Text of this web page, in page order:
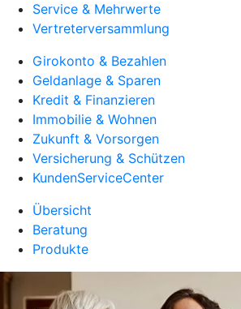
Service & Mehrwerte
Vertreterversammlung
Girokonto & Bezahlen
Geldanlage & Sparen
Kredit & Finanzieren
Immobilie & Wohnen
Zukunft & Vorsorgen
Versicherung & Schützen
KundenServiceCenter
Übersicht
Beratung
Produkte